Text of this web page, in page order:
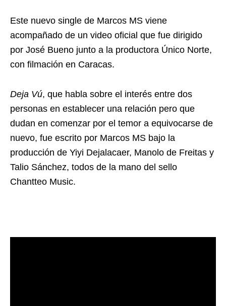
Este nuevo single de Marcos MS viene
acompañado de un video oficial que fue dirigido
por José Bueno junto a la productora Único Norte,
con filmación en Caracas.
Deja Vú, que habla sobre el interés entre dos
personas en establecer una relación pero que
dudan en comenzar por el temor a equivocarse de
nuevo, fue escrito por Marcos MS bajo la
producción de Yiyi Dejalacaer, Manolo de Freitas y
Talio Sánchez, todos de la mano del sello
Chantteo Music.